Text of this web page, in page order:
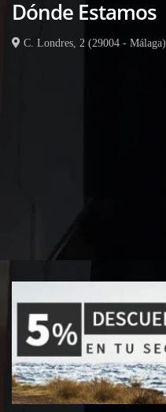
Dónde Estamos
C. Londres, 2 (29004 - Málaga)